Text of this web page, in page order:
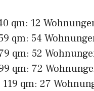
qm: 12
qm: 54
qm: 52
qm: 72
119 qm: 27